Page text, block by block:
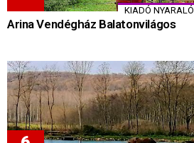
KIADÓ NYARALÓ
Arina Vendégház Balatonvilágos